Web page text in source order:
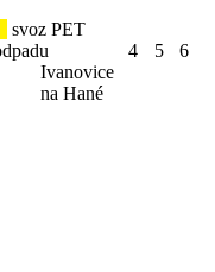
svoz PET
Ivanovice
na Hané
4 5 6